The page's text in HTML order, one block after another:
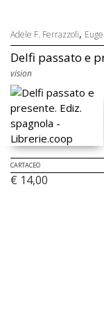
Adele F. Ferrazzoli,
Delfi passato e
vision
CARTACEO
€ 14,00